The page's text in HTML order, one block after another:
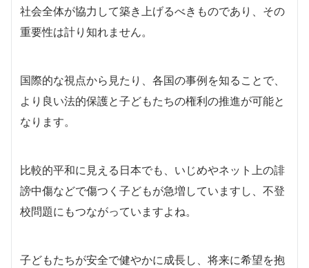
社会全体が協力して築き上げるべきものであり、その
重要性は計り知れません。
国際的な視点から見たり、各国の事例を知ることで、
より良い法的保護と子どもたちの権利の推進が可能と
なります。
比較的平和に見える日本でも、いじめやネット上の誹
謗中傷などで傷つく子どもが急増していますし、不登
校問題にもつながっていますよね。
子どもたちが安全で健やかに成長し、将来に希望を抱